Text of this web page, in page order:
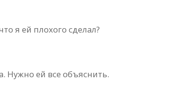
я ей плохого сделал?
ей все объяснить.